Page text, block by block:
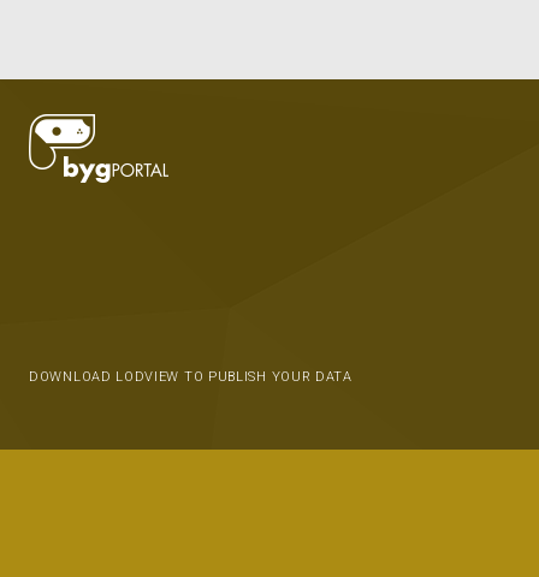
DOWNLOAD LODVIEW TO PUBLISH YOUR DATA